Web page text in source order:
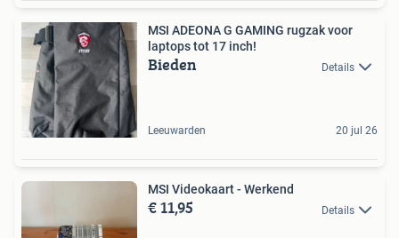
MSI ADEONA G GAMING rugzak voor
laptops tot 17 inch!
Bieden Details
Leeuwarden 20 jul 26
MSI Videokaart - Werkend
€ 11,95 Details